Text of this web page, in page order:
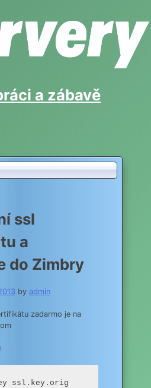
a zábavě
ssl
a
do Zimbry
by admin
zadarmo je na
ssl.key.orig